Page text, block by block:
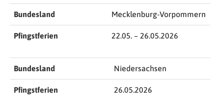
Bundesland Mecklenburg-Vorpommern
Pfingstferien 22.05. – 26.05.2026
Bundesland Niedersachsen
Pfingstferien 26.05.2026